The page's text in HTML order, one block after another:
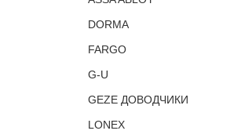
DORMA
FARGO
G-U
GEZE ДОВОДЧИКИ
LONEX